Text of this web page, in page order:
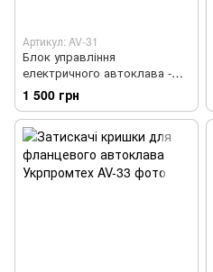
Артикул: AV-31
Блок управління
електричного автоклава -
терморегулятор PT-16
1 500 грн